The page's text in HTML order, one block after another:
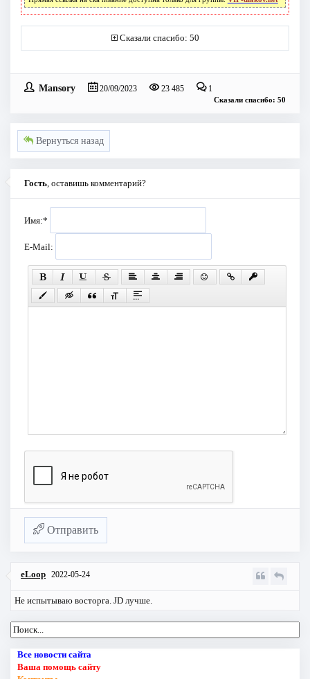
Сказали спасибо: 50
Mansory 20/09/2023 23 485 1
Сказали спасибо: 50
Вернуться назад
Гость, оставишь комментарий?
Имя:*
E-Mail:
Отправить
eLoop 2022-05-24
Не испытываю восторга. JD лучше.
Все новости сайта
Ваша помощь сайту